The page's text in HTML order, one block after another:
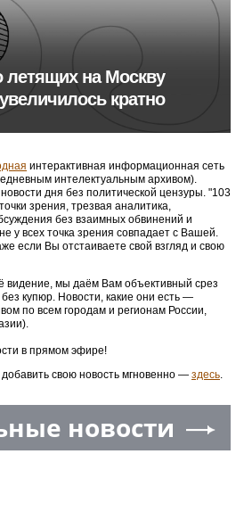
на Москву
кратно
интерактивная информационная сеть
интелектуальным архивом).
дня без политической цензуры. "103
зрения, трезвая аналитика,
без взаимных обвинений и
у всех точка зрения совпадает с Вашей.
если Вы отстаиваете свой взгляд и свою
видение, мы даём Вам объективный срез
купюр. Новости, какие они есть —
по всем городам и регионам России,
в прямом эфире!
свою новость мгновенно — здесь.
новости